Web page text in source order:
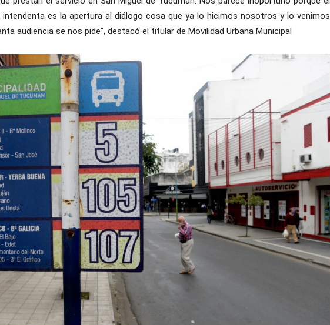
es la apertura al diálogo cosa que ya lo hicimos nosotros y lo venimos
audiencia se nos pide”, destacó el titular de Movilidad Urbana Municipal